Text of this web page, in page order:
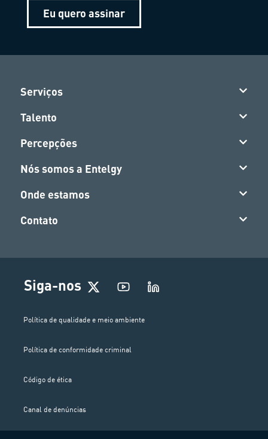
Eu quero assinar
Serviços
Talento
Percepções
Nós somos a Entelgy
Onde estamos
Contato
Siga-nos
Política de qualidade e meio ambiente
Política de conformidade criminal
Código de ética
Canal de denúncias